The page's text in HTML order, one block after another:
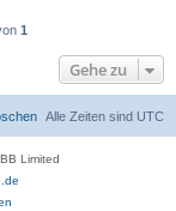
1
Gehe zu
Alle Zeiten sind UTC
Limited